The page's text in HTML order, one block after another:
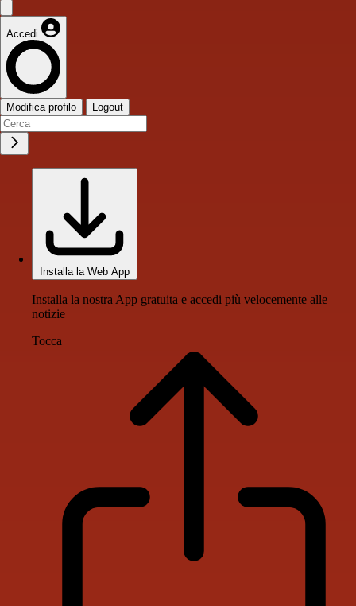
Accedi
Modifica profilo Logout
Installa la Web App
Installa la nostra App gratuita e accedi più velocemente alle
notizie
Tocca